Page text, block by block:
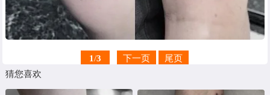
1/3 下一页
尾页
猜您喜欢